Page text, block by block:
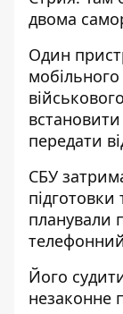
двома
Один
передати
СБУ
підготовки
планували
Його
незаконне